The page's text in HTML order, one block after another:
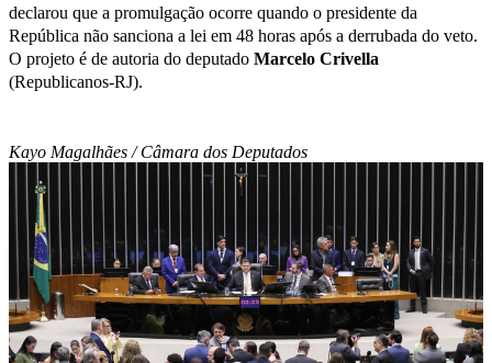
declarou que a promulgação ocorre quando o presidente da
República não sanciona a lei em 48 horas após a derrubada do veto.
O projeto é de autoria do deputado Marcelo Crivella
(Republicanos-RJ).
Kayo Magalhães / Câmara dos Deputados